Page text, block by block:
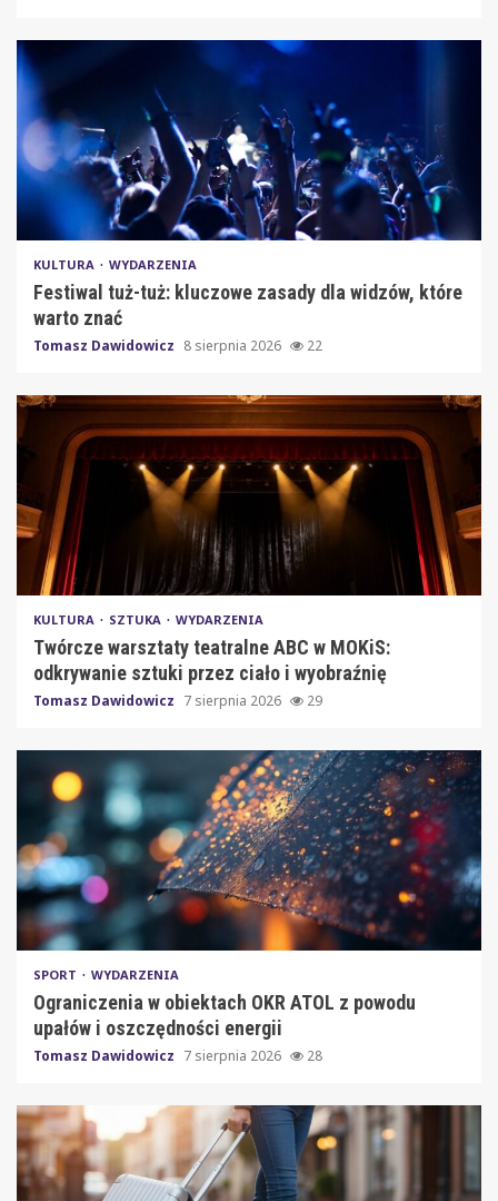
KULTURA WYDARZENIA
Festiwal tuż-tuż: kluczowe zasady dla widzów, które
warto znać
Tomasz Dawidowicz 8 sierpnia 2026 22
KULTURA SZTUKA WYDARZENIA
Twórcze warsztaty teatralne ABC w MOKiS:
odkrywanie sztuki przez ciało i wyobraźnię
Tomasz Dawidowicz 7 sierpnia 2026 29
SPORT WYDARZENIA
Ograniczenia w obiektach OKR ATOL z powodu
upałów i oszczędności energii
Tomasz Dawidowicz 7 sierpnia 2026 28